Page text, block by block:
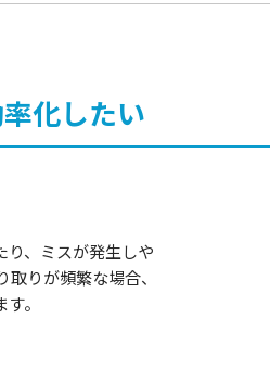
化したい
り、ミスが発生しや
りが頻繁な場合、
。